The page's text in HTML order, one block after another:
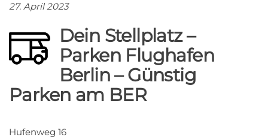
27. April 2023
Dein Stellplatz –
Parken Flughafen
Berlin – Günstig
Parken am BER
Hufenweg 16